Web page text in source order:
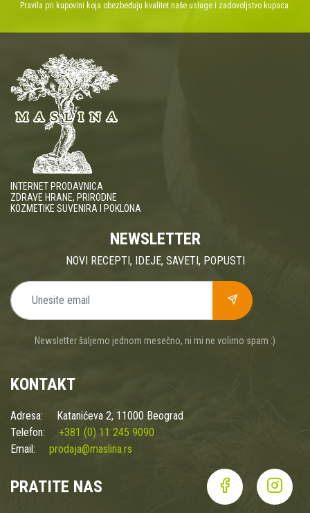
Pravila pri kupovini koja obezbeđuju kvalitet naše usluge i zadovoljstvo kupaca.
INTERNET PRODAVNICA
ZDRAVE HRANE, PRIRODNE
KOZMETIKE SUVENIRA I POKLONA
NEWSLETTER
NOVI RECEPTI, IDEJE, SAVETI, POPUSTI
Newsletter šaljemo jednom mesečno, ni mi ne volimo spam :)
KONTAKT
Adresa:
Katanićeva 2, 11000 Beograd
Telefon:
+381 (0) 11 245 9090
Email:
prodaja@maslina.rs
PRATITE NAS